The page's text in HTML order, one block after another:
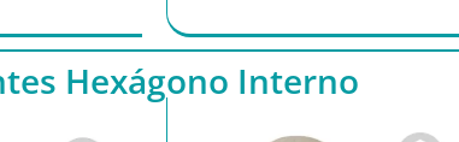
Hexágono Interno